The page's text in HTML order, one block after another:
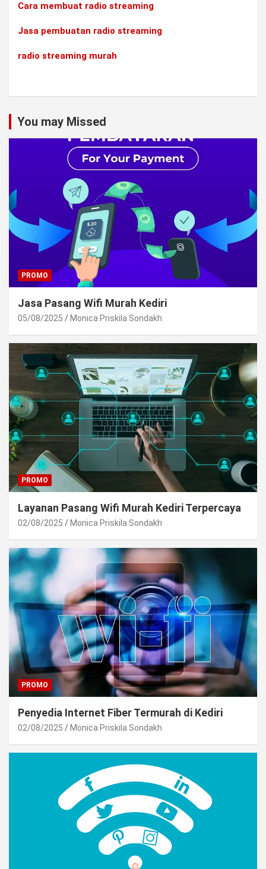
Cara membuat radio streaming
Jasa pembuatan radio streaming
radio streaming murah
You may Missed
PROMO
Jasa Pasang Wifi Murah Kediri
05/08/2025 Monica Priskila Sondakh
PROMO
Layanan Pasang Wifi Murah Kediri Terpercaya
02/08/2025 Monica Priskila Sondakh
PROMO
Penyedia Internet Fiber Termurah di Kediri
02/08/2025 Monica Priskila Sondakh